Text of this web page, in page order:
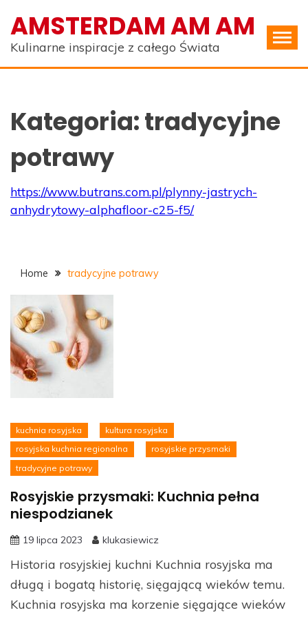
content
AMSTERDAM AM AM
Kulinarne inspiracje z całego Świata
Kategoria:tradycyjne
potrawy
https://www.butrans.com.pl/plynny-jastrych-
anhydrytowy-alphafloor-c25-f5/
Home tradycyjne potrawy
kuchnia rosyjska
kultura rosyjska
rosyjska kuchnia regionalna
rosyjskie przysmaki
tradycyjne potrawy
Rosyjskie przysmaki: Kuchnia pełna
niespodzianek
19 lipca 2023 klukasiewicz
Historia rosyjskiej kuchni Kuchnia rosyjska ma
długą i bogatą historię, sięgającą wieków temu.
Kuchnia rosyjska ma korzenie sięgające wieków